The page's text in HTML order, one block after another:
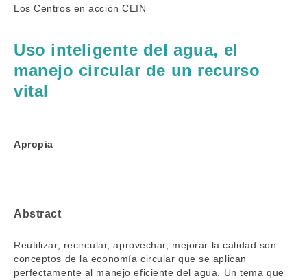
Los Centros en acción CEIN
Uso inteligente del agua, el
manejo circular de un recurso
vital
Apropia
Abstract
Reutilizar, recircular, aprovechar, mejorar la calidad son
conceptos de la economía circular que se aplican
perfectamente al manejo eficiente del agua. Un tema que